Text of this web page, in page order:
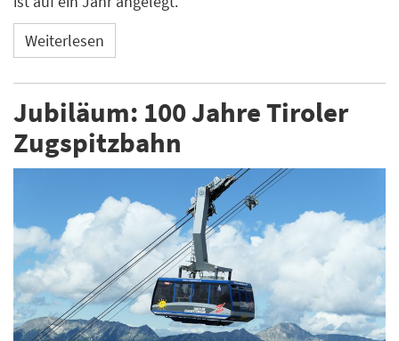
Weiterlesen
Jubiläum: 100 Jahre Tiroler
Zugspitzbahn